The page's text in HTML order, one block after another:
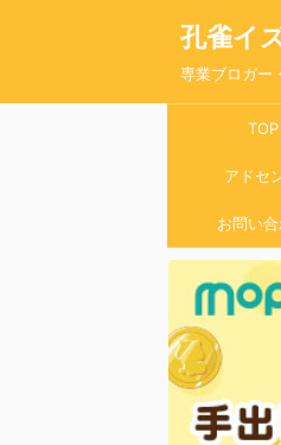
孔雀イ
専業ブロガー
TOP
アドセ
お問い